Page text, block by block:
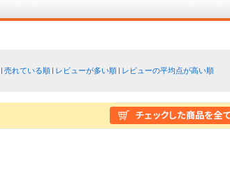
売れている順 レビューが多い順
レビューの平均点が高い順